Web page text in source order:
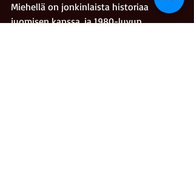
Miehellä on jonkinlaista historiaa
juomisen kanssa, ja 1980-luvun